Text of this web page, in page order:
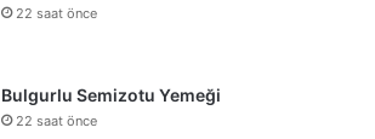
22 saat önce
Bulgurlu Semizotu Yemeği
22 saat önce